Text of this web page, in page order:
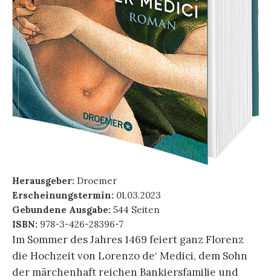
Herausgeber: Droemer
Erscheinungstermin: 01.03.2023
Gebundene Ausgabe: 544 Seiten
ISBN: 978-3-426-28396-7
Im Sommer des Jahres 1469 feiert ganz Florenz
die Hochzeit von Lorenzo de‘ Medici, dem Sohn
der märchenhaft reichen Bankiersfamilie und